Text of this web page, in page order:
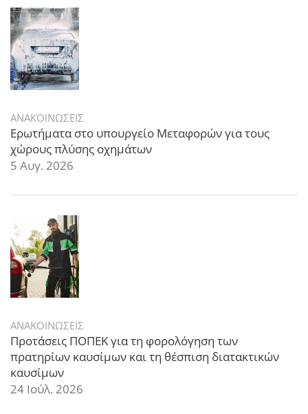
ΑΝΑΚΟΙΝΩΣΕΙΣ
Ερωτήματα στο υπουργείο Μεταφορών για τους
χώρους πλύσης οχημάτων
5 Αυγ. 2026
ΑΝΑΚΟΙΝΩΣΕΙΣ
Προτάσεις ΠΟΠΕΚ για τη φορολόγηση των
πρατηρίων καυσίμων και τη θέσπιση διατακτικών
καυσίμων
24 Ιούλ. 2026